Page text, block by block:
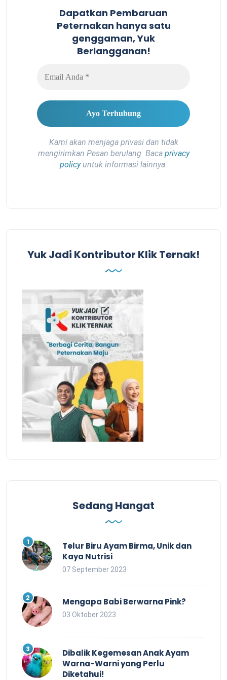
Dapatkan Pembaruan
Peternakan hanya satu
genggaman, Yuk
Berlangganan!
Kami akan menjaga privasi dan tidak
mengirimkan Pesan berulang. Baca privacy
policyuntuk informasi lainnya.
Yuk Jadi Kontributor Klik Ternak!
Sedang Hangat
Telur Biru Ayam Birma, Unik dan
Kaya Nutrisi
07 September 2023
Mengapa Babi Berwarna Pink?
03 Oktober 2023
Dibalik Kegemesan Anak Ayam
Warna-Warni yang Perlu
Diketahui!